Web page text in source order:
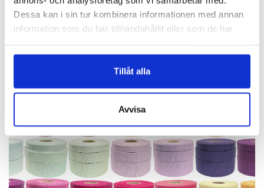
Dessa kan i sin tur kombinera informationen med annan
information som du har tillhandahållit eller som de har
Tillåt alla
Avvisa
Vackra Pioner!